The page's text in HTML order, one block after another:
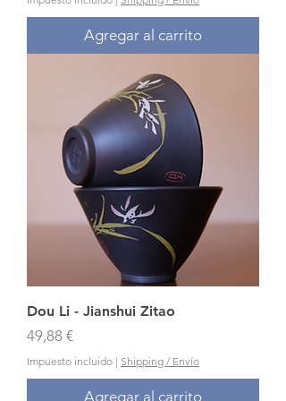
Agregar al carrito
Dou Li - Jianshui Zitao
Precio
49,88 €
Impuesto incluido | Shipping / Envío
Agregar al carrito